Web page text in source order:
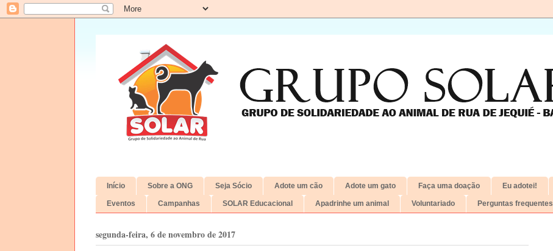
Início Sobre a ONG Seja Sócio Adote um cão Adote um gato Faça uma doação Eu adotei!
Eventos Campanhas SOLAR Educacional Apadrinhe um animal Voluntariado Perguntas frequentes
segunda-feira, 6 de novembro de 2017